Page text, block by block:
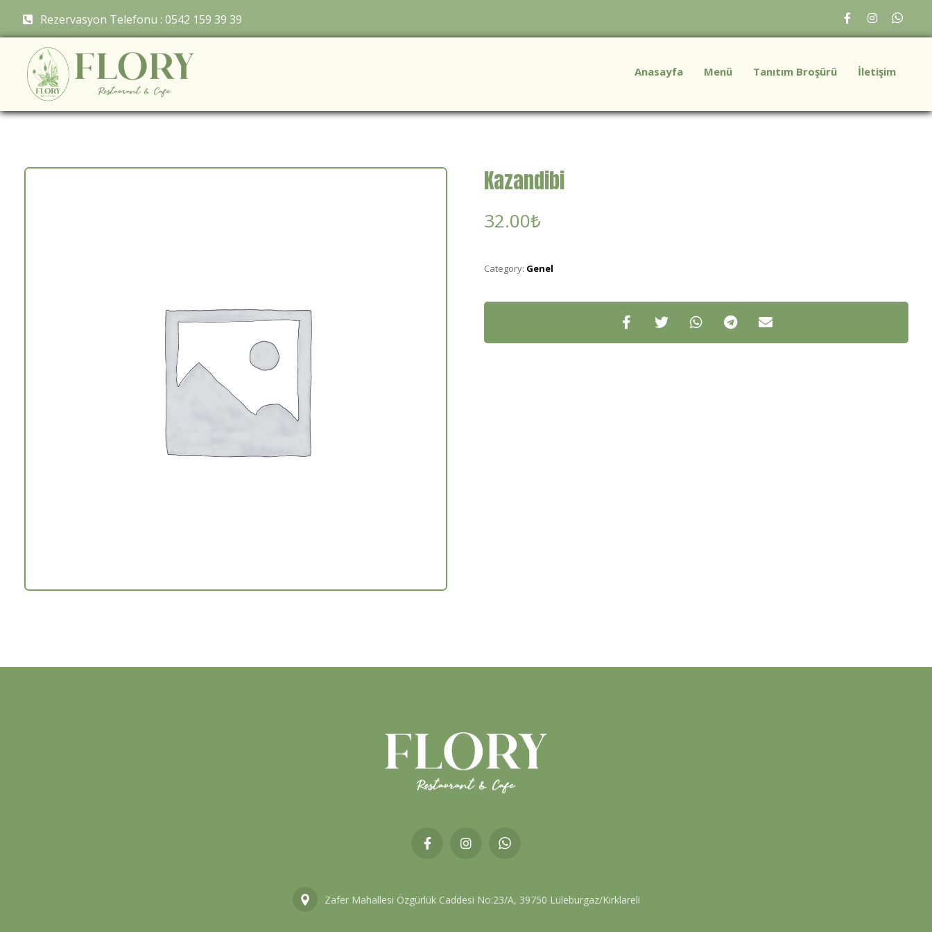
Rezervasyon Telefonu : 0542 159 39 39
Anasayfa Menü Tanıtım Broşürü İletişim
Kazandibi
32.00₺
Category: Genel
Zafer Mahallesi Özgürlük Caddesi No:23/A, 39750 Lüleburgaz/Kırklareli